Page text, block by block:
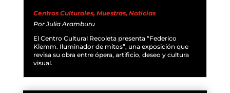
Centros Culturales, Muestras, Noticias
PorJulia Aramburu
El Centro Cultural Recoleta presenta “Federico
Klemm. Iluminador de mitos”, una exposición que
revisa su obra entre ópera, artificio, deseo y cultura
visual.